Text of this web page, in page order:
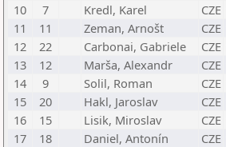
10
7 Kredl, Karel CZE
11
11 Zeman, Arnošt CZE
12
22 Carbonai, Gabriele CZE
13
12 Marša, Alexandr CZE
14
9 Solil, Roman CZE
15
20 Hakl, Jaroslav CZE
16
15 Lisik, Miroslav CZE
17
18 Daniel, Antonín CZE